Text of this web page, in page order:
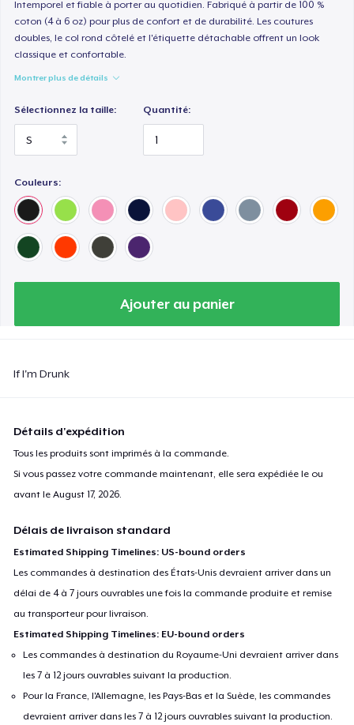
Intemporel et fiable à porter au quotidien. Fabriqué à partir de 100 %
coton (4 à 6 oz) pour plus de confort et de durabilité. Les coutures
doubles, le col rond côtelé et l'étiquette détachable offrent un look
classique et confortable.
Montrer plus de détails
Sélectionnez la taille: Quantité:
Couleurs:
Ajouter au panier
If I'm Drunk
Détails d'expédition
Tous les produits sont imprimés à la commande.
Si vous passez votre commande maintenant, elle sera expédiée le ou
avant leAugust 17, 2026
Délais de livraison standard
Estimated Shipping Timelines: US-bound orders
Les commandes à destination des États-Unis devraient arriver dans un
délai de 4 à 7 jours ouvrables une fois la commande produite et remise
au transporteur pour livraison.
Estimated Shipping Timelines: EU-bound orders
Les commandes à destination du Royaume-Uni devraient arriver dans
les 7 à 12 jours ouvrables suivant la production.
Pour la France, l'Allemagne, les Pays-Bas et la Suède, les commandes
devraient arriver dans les 7 à 12 jours ouvrables suivant la production.
Premium Long Sleeve Tee
36,99 $US
25,99 $US
Classic Tank Top
26,99 $US
Classic Long Sleeve Tee
32,99 $US
26,99 $US